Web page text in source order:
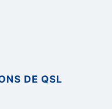
DE QSL